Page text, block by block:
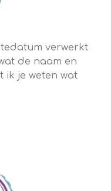
verwerkt
de naam en
je weten wat